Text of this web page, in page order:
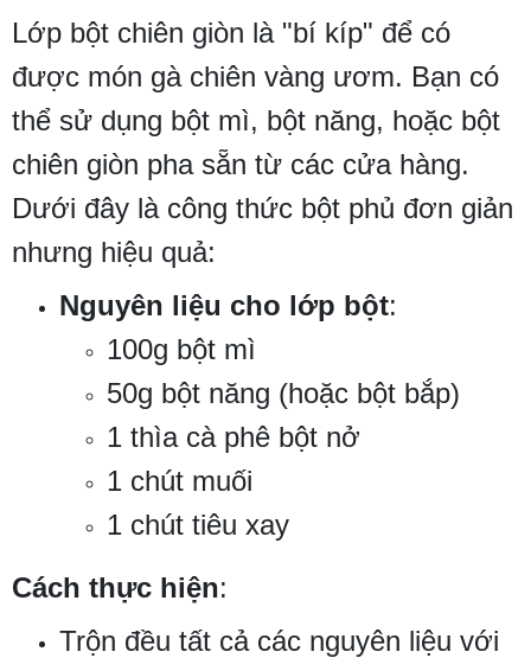
Lớp bột chiên giòn là "bí kíp" để có
được món gà chiên vàng ươm. Bạn có
thể sử dụng bột mì, bột năng, hoặc bột
chiên giòn pha sẵn từ các cửa hàng.
Dưới đây là công thức bột phủ đơn giản
nhưng hiệu quả:
Nguyên liệu cho lớp bột:
100g bột mì
50g bột năng (hoặc bột bắp)
1 thìa cà phê bột nở
1 chút muối
1 chút tiêu xay
Cách thực hiện:
Trộn đều tất cả các nguyên liệu với